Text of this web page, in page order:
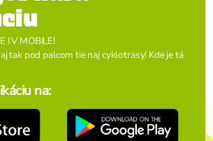
I V MOBILE!
tak pod palcom tie naj cyklotrasy! Kde je tá
na: